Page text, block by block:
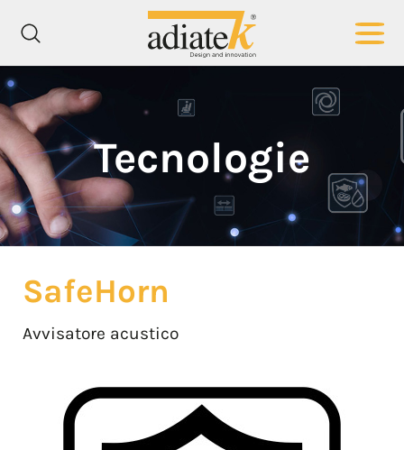
Tecnologie
SafeHorn
Avvisatore acustico